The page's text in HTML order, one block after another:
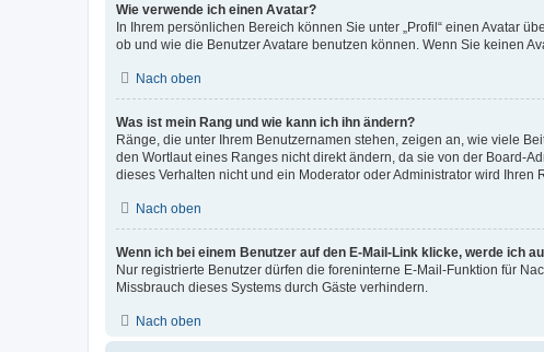
Wie verwende ich einen Avatar?
In Ihrem persönlichen Bereich können Sie unter „Profil“ einen Avatar
ob und wie die Benutzer Avatare benutzen können. Wenn Sie keinen
Nach oben
Was ist mein Rang und wie kann ich ihn ändern?
Ränge, die unter Ihrem Benutzernamen stehen, zeigen an, wie viele
den Wortlaut eines Ranges nicht direkt ändern, da sie von der Board-
dieses Verhalten nicht und ein Moderator oder Administrator wird Ihren
Nach oben
Wenn ich bei einem Benutzer auf den E-Mail-Link klicke, werde ich
Nur registrierte Benutzer dürfen die foreninterne E-Mail-Funktion für
Missbrauch dieses Systems durch Gäste verhindern.
Nach oben